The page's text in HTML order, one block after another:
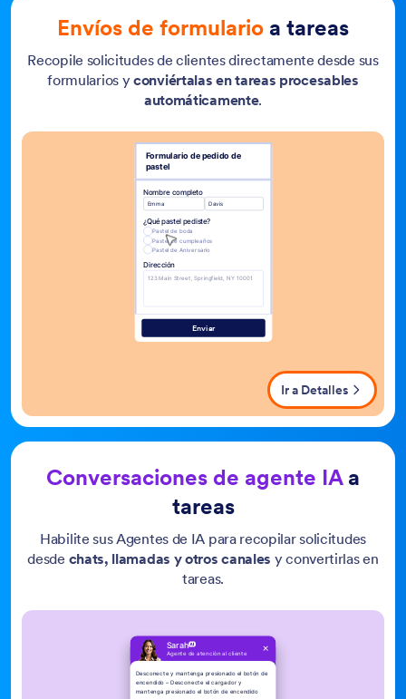
Envíos de formulario a tareas
Recopile solicitudes de clientes directamente desde sus
formularios yconviértalas en tareas procesables
automáticamente.
Formulario de pedido de
pastel
Nombre completo
Emma Davis
¿Qué pastel pediste?
Pastel de boda
Pastel de cumpleaños
Pastel de Aniversario
Dirección
123 Main Street, Springfield, NY 10001
Enviar
Ir a Detalles
Conversaciones de agente IAa
tareas
Habilite sus Agentes de IA para recopilar solicitudes
desde chats, llamadas y otros canales y convertirlas en
tareas.
Sarah
Agente de atenciòn al cliente
Desconecte y mantenga presionado el botón de
encendido – Desconecte el cargador y
mantenga presionado el botón de encendido
El buzón de correo electrónico no se está
sincronizando correctamente en Outlook
y dispositivos móviles.
Problema de email